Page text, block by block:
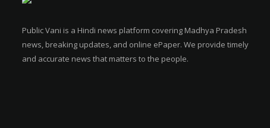
Public Vani is a Hindi news platform covering Madhya Pradesh
news, breaking updates, and online ePaper. We provide timely
and accurate news that matters to the people.